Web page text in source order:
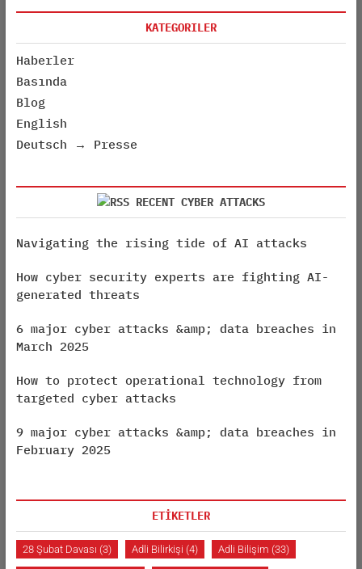
KATEGORILER
Haberler
Basında
Blog
English
Deutsch → Presse
RECENT CYBER ATTACKS
Navigating the rising tide of AI attacks
How cyber security experts are fighting AI-
generated threats
6 major cyber attacks &amp; data breaches in
March 2025
How to protect operational technology from
targeted cyber attacks
9 major cyber attacks &amp; data breaches in
February 2025
ETİKETLER
28 Şubat Davası (3) Adli Bilirkişi (4) Adli Bilişim (33)